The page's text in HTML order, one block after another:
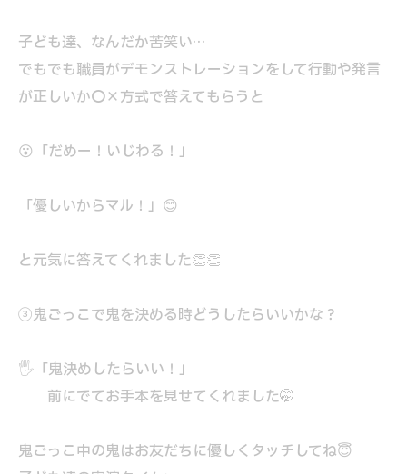
子ども達、なんだか苦笑い…
でもでも職員がデモンストレーションをして行動や発言
が正しいか〇×方式で答えてもらうと
😮「だめー！いじわる！」
「優しいからマル！」😊
と元気に答えてくれました👏👏
③鬼ごっこで鬼を決める時どうしたらいいかな？
🖐️「鬼決めしたらいい！」
前にでてお手本を見せてくれました🤭
鬼ごっこ中の鬼はお友だちに優しくタッチしてね😇